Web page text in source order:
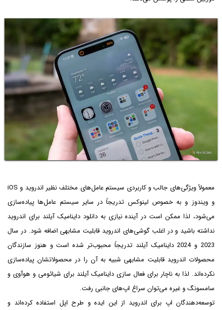
معمولاً ویژگی‌های جالب و کاربردی سیستم عامل‌های مختلف نظیر اندروید و iOS
و ویندوز و به خصوص لینوکس تدریجاً در سایر سیستم عامل‌ها پیاده‌سازی
می‌شود، لذا ممکن است در آینده نیازی به دانلود داینامیک آیلند برای اندروید
نداشته باشید و در اغلب گوشی‌های اندروید قابلیت مشابهی اضافه شود. در سال
2023 و 2024 داینامیک آیلند تدریجاً محبوب‌تر شده است و هنوز سازندگان
محصولات اندروید قابلیت مشابهی شبیه به آن را در محصولاتشان پیاده‌سازی
نکرده‌اند. لذا به ناچار برای فعال سازی داینامیک آیلند برای شیائومی و هوآوی و
سامسونگ و غیره می‌توان سراغ اپ‌های جانبی رفت.
توسعه‌دهندگان اپ برای اندروید از این ایده و طرح اپل استفاده کرده‌اند و